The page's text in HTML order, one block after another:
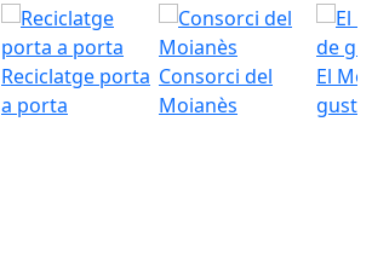
Reciclatge porta
a porta
Consorci del
Moianès
El
gust